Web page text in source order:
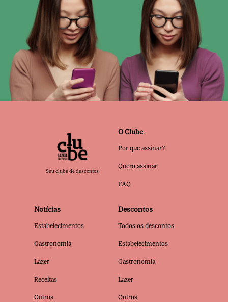
Seu clube de descontos
O Clube
Por que assinar?
Quero assinar
FAQ
Notícias
Estabelecimentos
Gastronomia
Lazer
Receitas
Outros
Descontos
Todos os descontos
Estabelecimentos
Gastronomia
Lazer
Outros